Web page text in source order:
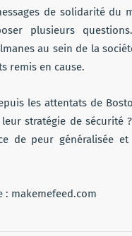
de solidarité du
plusieurs
au sein de la
remis en cause.
les attentats de
stratégie de sécurité
de peur généralisée
: makemefeed.com